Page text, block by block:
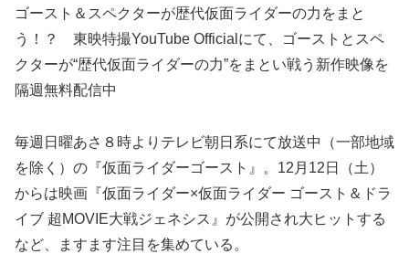
ゴースト＆スペクターが歴代仮面ライダーの力をまと
う！？ 東映特撮YouTube Officialにて、ゴーストとスペ
クターが“歴代仮面ライダーの力”をまとい戦う新作映像を
隔週無料配信中
毎週日曜あさ８時よりテレビ朝日系にて放送中（一部地域
を除く）の『仮面ライダーゴースト』。12月12日（土）
からは映画『仮面ライダー×仮面ライダー ゴースト＆ドラ
イブ 超MOVIE大戦ジェネシス』が公開され大ヒットする
など、ますます注目を集めている。